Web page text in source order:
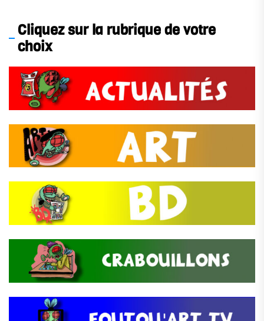
Cliquez sur la rubrique de votre
choix